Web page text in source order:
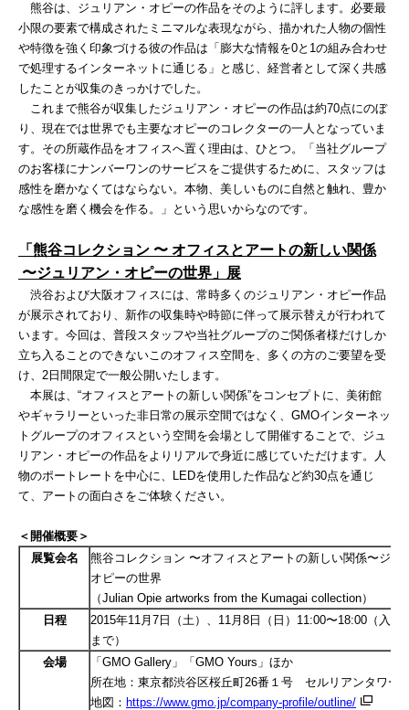
熊谷は、ジュリアン・オピーの作品をそのように評します。必要最
小限の要素で構成されたミニマルな表現ながら、描かれた人物の個性
や特徴を強く印象づける彼の作品は「膨大な情報を0と1の組み合わせ
で処理するインターネットに通じる」と感じ、経営者として深く共感
したことが収集のきっかけでした。
これまで熊谷が収集したジュリアン・オピーの作品は約70点にのぼ
り、現在では世界でも主要なオピーのコレクターの一人となっていま
す。その所蔵作品をオフィスへ置く理由は、ひとつ。「当社グループ
のお客様にナンバーワンのサービスをご提供するために、スタッフは
感性を磨かなくてはならない。本物、美しいものに自然と触れ、豊か
な感性を磨く機会を作る。」という思いからなのです。
「熊谷コレクション 〜 オフィスとアートの新しい関係
〜ジュリアン・オピーの世界」展
渋谷および大阪オフィスには、常時多くのジュリアン・オピー作品
が展示されており、新作の収集時や時節に伴って展示替えが行われて
います。今回は、普段スタッフや当社グループのご関係者様だけしか
立ち入ることのできないこのオフィス空間を、多くの方のご要望を受
け、 2日間限定で一般公開いたします。
本展は、“オフィスとアートの新しい関係”をコンセプトに、美術館
やギャラリーといった非日常の展示空間ではなく、 GMOインターネッ
トグループのオフィスという空間を会場として開催することで、ジュ
リアン・オピーの作品をよりリアルで身近に感じていただけます。人
物のポートレートを中心に、LEDを使用した作品など約30点を通じ
て、アートの面白さをご体験ください。
＜開催概要＞
展覧会名
熊谷コレクション 〜オフィスとアートの新しい関係〜ジュ
オピーの世界
（Julian Opie artworks from the Kumagai collection）
日程
2015年11月7日（土）、11月8日（日）11:00〜18:00（入場
まで）
会場
「 GMO Gallery」「 GMO Yours」ほか
所在地：東京都渋谷区桜丘町26番１号 セルリアンタワー
地図： https://www.gmo.jp/company-profile/outline/